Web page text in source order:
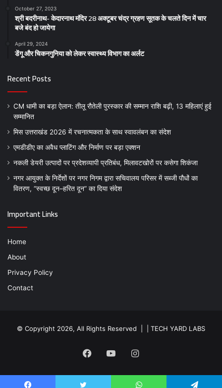
October 27, 2023
श्री बदरीनाथ- केदारनाथ मंदिर 28 अक्टूबर चंद्र ग्रहण सूतक के चलते दिन में चार
बजे बंद हो जायेगा
April 29, 2024
डेंगू और चिकनगुनिया को लेकर स्वास्थ्य विभाग का अर्लट
Recent Posts
CM धामी का बड़ा ऐलान: तीलू रौतेली पुरस्कार की सम्मान राशि बढ़ी, 13 महिलाएं हुई
सम्मानित
मिस उत्तराखंड 2026 में रचनात्मकता के साथ स्वावलंबन का संदेश
एमडीडीए का अवैध प्लाटिंग और निर्माण पर बड़ा एक्शन
नकली डेयरी उत्पादों पर प्रदेशव्यापी प्रतिबंध, मिलावटखोरों पर कसेगा शिकंजा
नगर आयुक्त के निर्देशों पर नगर निगम द्वारा सचिवालय परिसर में सब्जी पौधों का
वितरण, “स्वच्छ दून–हरित दून” का दिया संदेश
Important Links
Home
About
Privacy Policy
Contact
© Copyright 2026, All Rights Reserved | | TECH YARD LABS
Facebook
YouTubeInstagram